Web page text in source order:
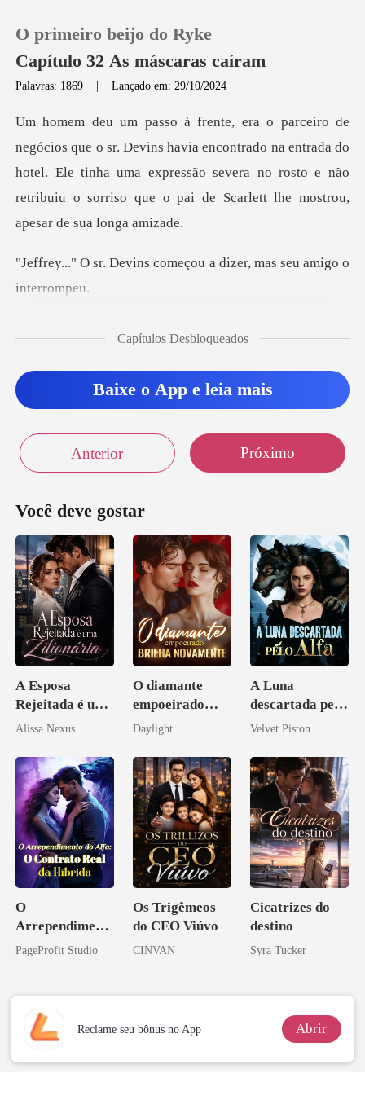
0
Loja
Sair
O primeiro beijo do Ryke
Capítulo 32 As máscaras caíram
Palavras: 1869 |Lançado em: 29/10/2024
encontrado na entrada do
hotel. Ele tinha uma expressão severa no rosto e não
re
ns começou a dizer, mas
Capítulos Desbloqueados
Baixe o App e leia mais
Anterior Próximo
Você deve gostar
A Esposa
Rejeitada é uma
Zilionária
Alissa Nexus
O diamante
empoeirado
brilha
Daylight
A Luna
descartada pelo
Alfa
Velvet Piston
O
Arrependiment
o do Alfa: O
PageProfit Studio
Os Trigêmeos
do CEO Viúvo
CINVAN
Cicatrizes do
destino
Syra Tucker
Reclame seu bônus no App Abrir